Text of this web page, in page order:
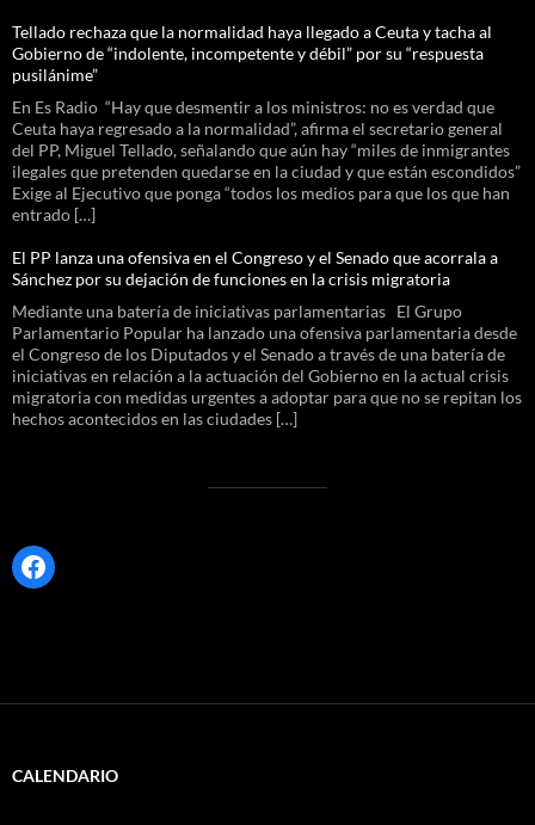
Tellado rechaza que la normalidad haya llegado a Ceuta y tacha al
Gobierno de “indolente, incompetente y débil” por su “respuesta
pusilánime”
En Es Radio “Hay que desmentir a los ministros: no es verdad que
Ceuta haya regresado a la normalidad”, afirma el secretario general
del PP, Miguel Tellado, señalando que aún hay “miles de inmigrantes
ilegales que pretenden quedarse en la ciudad y que están escondidos”
Exige al Ejecutivo que ponga “todos los medios para que los que han
entrado […]
El PP lanza una ofensiva en el Congreso y el Senado que acorrala a
Sánchez por su dejación de funciones en la crisis migratoria
Mediante una batería de iniciativas parlamentarias El Grupo
Parlamentario Popular ha lanzado una ofensiva parlamentaria desde
el Congreso de los Diputados y el Senado a través de una batería de
iniciativas en relación a la actuación del Gobierno en la actual crisis
migratoria con medidas urgentes a adoptar para que no se repitan los
hechos acontecidos en las ciudades […]
Facebook
CALENDARIO